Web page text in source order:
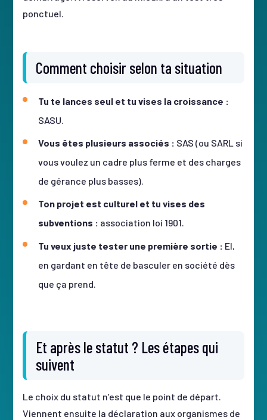
ponctuel.
Comment choisir selon ta situation
Tu te lances seul et tu vises la croissance :
SASU.
Vous êtes plusieurs associés : SAS (ou SARL si
vous voulez un cadre plus ferme et des charges
de gérance plus basses).
Ton projet est culturel et tu vises des
subventions : association loi 1901.
Tu veux juste tester une première sortie : EI,
en gardant en tête de basculer en société dès
que ça prend.
Et après le statut ? Les étapes qui
suivent
Le choix du statut n’est que le point de départ.
Viennent ensuite la déclaration aux organismes de